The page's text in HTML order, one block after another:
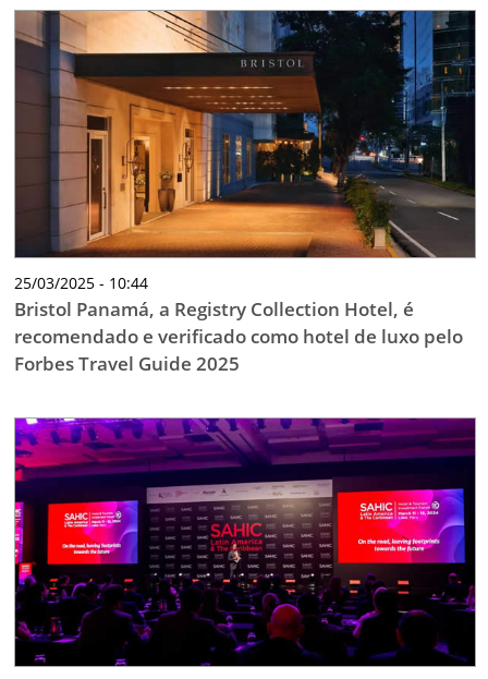
25/03/2025 - 10:44
Bristol Panamá, a Registry Collection Hotel, é
recomendado e verificado como hotel de luxo pelo
Forbes Travel Guide 2025